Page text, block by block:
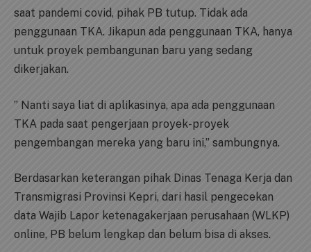
saat pandemi covid, pihak PB tutup. Tidak ada
penggunaan TKA. Jikapun ada penggunaan TKA, hanya
untuk proyek pembangunan baru yang sedang
dikerjakan.
” Nanti saya liat di aplikasinya, apa ada penggunaan
TKA pada saat pengerjaan proyek-proyek
pengembangan mereka yang baru ini,” sambungnya.
Berdasarkan keterangan pihak Dinas Tenaga Kerja dan
Transmigrasi Provinsi Kepri, dari hasil pengecekan
data Wajib Lapor ketenagakerjaan perusahaan (WLKP)
online, PB belum lengkap dan belum bisa di akses.